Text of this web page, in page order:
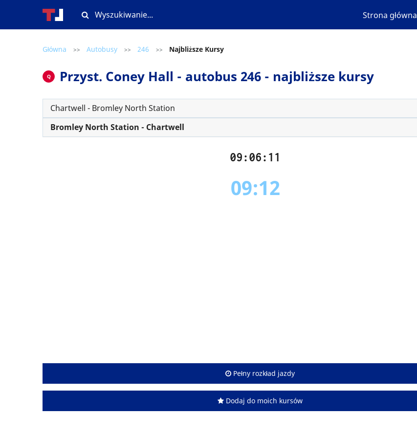
Strona główna
Główna >> Autobusy >> 246 >> Najbliższe Kursy
Q Przyst. Coney Hall - autobus 246 - najbliższe kursy
Chartwell - Bromley North Station
Bromley North Station - Chartwell
09:06:11
09:12
Pełny rozkład jazdy
Dodaj do moich kursów